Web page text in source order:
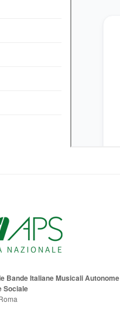
Bande Italiane Musicali Autonome
Sociale